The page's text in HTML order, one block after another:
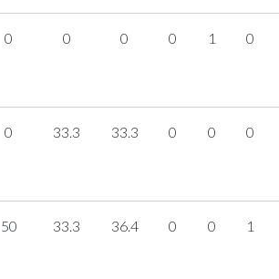
0 0 0 0 1 0
0 33.3 33.3 0 0 0
50 33.3 36.4 0 0 1